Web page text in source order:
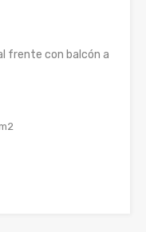
frente con balcón a